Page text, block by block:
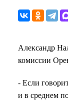
Александр
комиссии
- Если
и в среднем